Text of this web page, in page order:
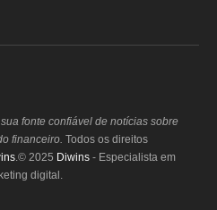
fonte confiável de notícias sobre
financeiro. Todos os direitos
.© 2025 Diwins - Especialista em
digital.